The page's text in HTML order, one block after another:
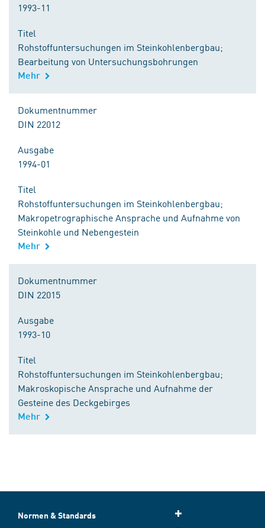
1993-11
Titel
Rohstoffuntersuchungen im Steinkohlenbergbau;
Bearbeitung von Untersuchungsbohrungen
Mehr
Dokumentnummer
DIN 22012
Ausgabe
1994-01
Titel
Rohstoffuntersuchungen im Steinkohlenbergbau;
Makropetrographische Ansprache und Aufnahme von
Steinkohle und Nebengestein
Mehr
Dokumentnummer
DIN 22015
Ausgabe
1993-10
Titel
Rohstoffuntersuchungen im Steinkohlenbergbau;
Makroskopische Ansprache und Aufnahme der
Gesteine des Deckgebirges
Mehr
Normen & Standards